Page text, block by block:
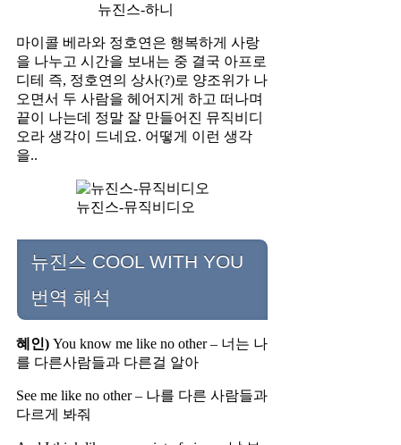
뉴진스-하니
마이콜 베라와 정호연은 행복하게 사랑
을 나누고 시간을 보내는 중 결국 아프로
디테 즉, 정호연의 상사(?)로 양조위가 나
오면서 두 사람을 헤어지게 하고 떠나며
끝이 나는데 정말 잘 만들어진 뮤직비디
오라 생각이 드네요. 어떻게 이런 생각
을..
뉴진스-뮤직비디오
뉴진스 COOL WITH YOU
번역 해석
혜인) You know me like no other – 너는 나
를 다른사람들과 다른걸 알아
See me like no other – 나를 다른 사람들과
다르게 봐줘